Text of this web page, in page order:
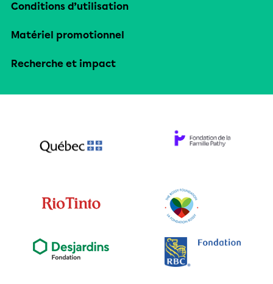
Conditions d’utilisation
Matériel promotionnel
Recherche et impact